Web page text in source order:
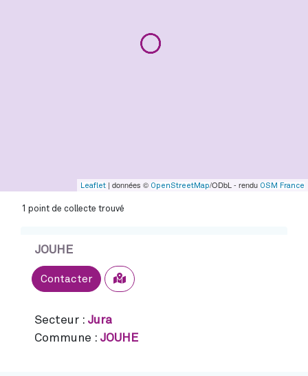
Leaflet | données © OpenStreetMap/ODbL - rendu OSM France
1 point de collecte trouvé
JOUHE
Contacter Sélectionner
Secteur : Jura
Commune : JOUHE